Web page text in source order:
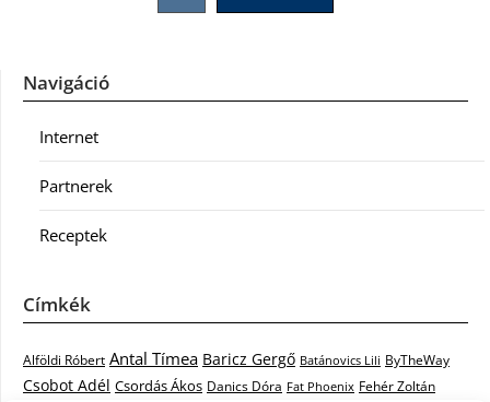
Navigáció
Internet
Partnerek
Receptek
Címkék
Alföldi Róbert Antal Tímea Baricz Gergő Batánovics Lili ByTheWay
Csobot Adél Csordás Ákos Danics Dóra Fat Phoenix Fehér Zoltán